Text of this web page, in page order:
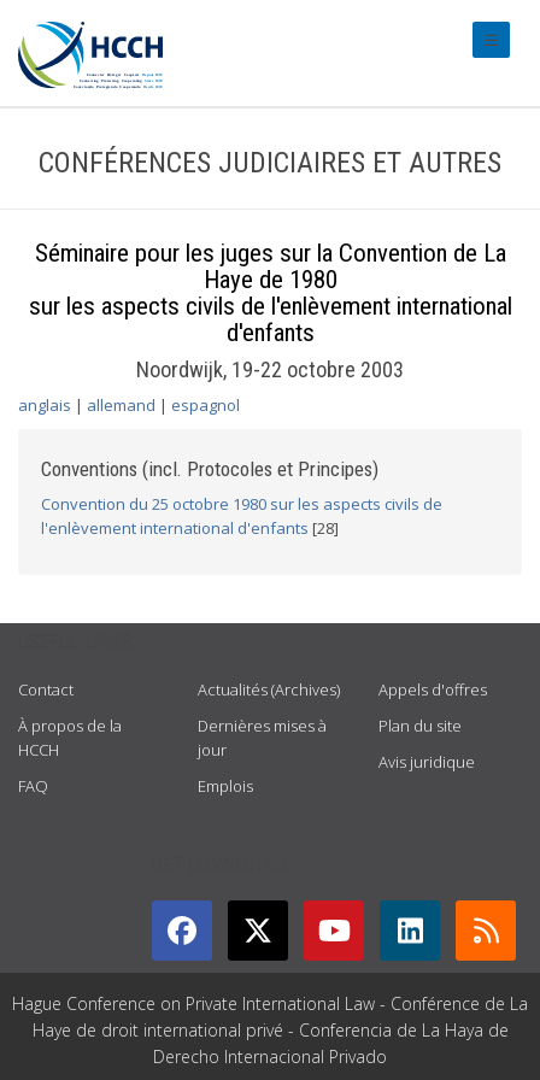
CONFÉRENCES JUDICIAIRES ET AUTRES
Séminaire pour les juges sur la Convention de La
Haye de 1980
sur les aspects civils de l'enlèvement international
d'enfants
Noordwijk, 19-22 octobre 2003
anglais | allemand | espagnol
Conventions (incl. Protocoles et Principes)
Convention du 25 octobre 1980 sur les aspects civils de
l'enlèvement international d'enfants [28]
Contact
À propos de la
HCCH
FAQ
Actualités (Archives)
Dernières mises à
jour
Emplois
Appels d'offres
Plan du site
Avis juridique
Hague Conference on Private International Law - Conférence de La
Haye de droit international privé - Conferencia de La Haya de
Derecho Internacional Privado